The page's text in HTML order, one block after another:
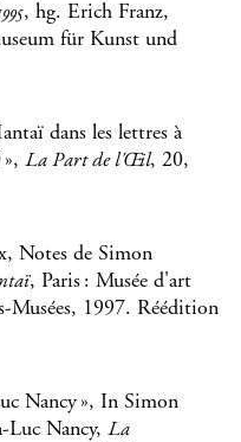
, hg. Erich Franz,
für Kunst und
dans les lettres à
La Part de l'Œ il, 20,
Notes de Simon
, Paris : Musée d'art
Musées, 1997. Réédition
Nancy », In Simon
Luc Nancy, La